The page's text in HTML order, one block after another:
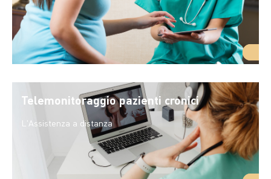
Telemonitoraggio pazienti cronici
L'Assistenza a distanza